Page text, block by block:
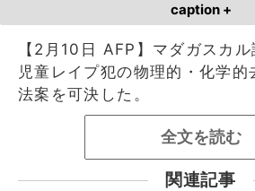
caption +
【2月10日 AFP】マダガスカル
児童レイプ犯の物理的・化学的
法案を可決した。
全文を読む
関連記事